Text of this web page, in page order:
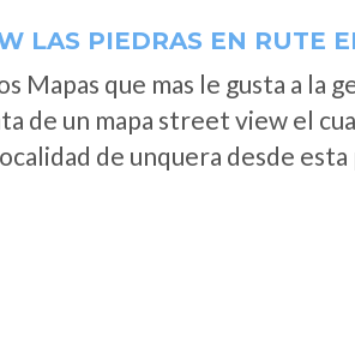
LAS PIEDRAS EN RUTE
Mapas que mas le gusta a la
de un mapa street view el
de unquera desde esta